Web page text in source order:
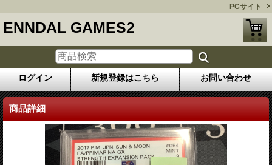
PCサイト
ENNDAL GAMES2
ログイン 新規登録はこちら お問い合わせ
商品詳細